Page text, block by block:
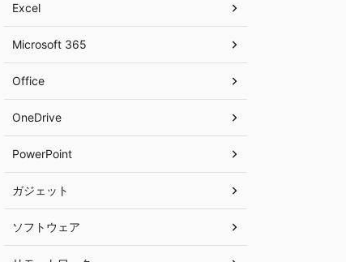
Excel
Microsoft 365
Office
OneDrive
PowerPoint
ガジェット
ソフトウェア